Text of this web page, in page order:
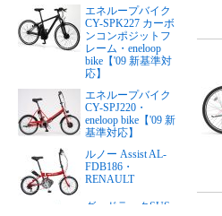
エネループバイク
CY-SPK227 カーボ
ンコンポジットフ
レーム・eneloop
bike【'09 新基準対
応】
エネループバイク
CY-SPJ220・
eneloop bike【'09 新
基準対応】
ルノー Assist AL-
FDB186・
RENAULT
グッドラックSUS